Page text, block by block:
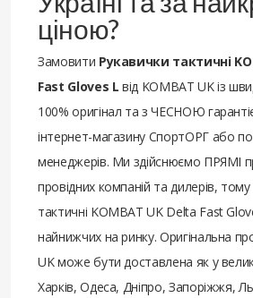
ціною?
Замовити Рукавички тактичні
Fast Gloves L від KOMBAT UK із
100% оригінал та з ЧЕСНОЮ
інтернет-магазину СпортОРГ або
менеджерів. Ми здійснюємо ПРЯМІ
провідних компаній та дилерів,
тактичні KOMBAT UK Delta Fast
найнижчих на ринку. Оригінальна
UK може бути доставлена ​​як у
Харків, Одеса, Дніпро, Запоріжжя,